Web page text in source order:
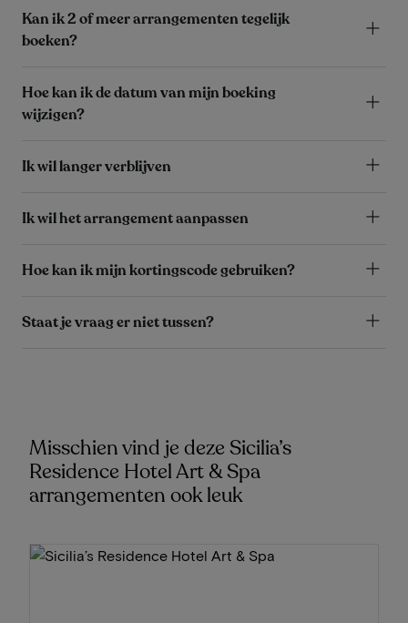
Kan ik 2 of meer arrangementen tegelijk
boeken?
Hoe kan ik de datum van mijn boeking
wijzigen?
Ik wil langer verblijven
Ik wil het arrangement aanpassen
Hoe kan ik mijn kortingscode gebruiken?
Staat je vraag er niet tussen?
Misschien vind je deze Sicilia’s
Residence Hotel Art & Spa
arrangementen ook leuk